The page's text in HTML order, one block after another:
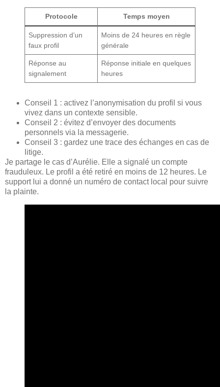
Protocole Temps moyen
Suppression d’un
faux profil
Moins de 24 heures en règle
générale
Réponse au
signalement
Réponse initiale en quelques
heures
Conseil 1 : activez l’anonymisation du profil si vous
vivez dans un contexte sensible.
Conseil 2 : évitez d’envoyer des documents
personnels via la messagerie.
Conseil 3 : gardez une trace des échanges en cas de
litige.
Je partage le cas d’Aurélie. Elle a signalé un compte
frauduleux. Le profil a été retiré en moins de 12 heures. Le
support lui a donné un numéro de contact local pour suivre
la plainte.